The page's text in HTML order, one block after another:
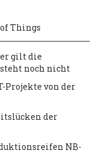
Things
gilt die
noch nicht
Projekte von der
der
NB-